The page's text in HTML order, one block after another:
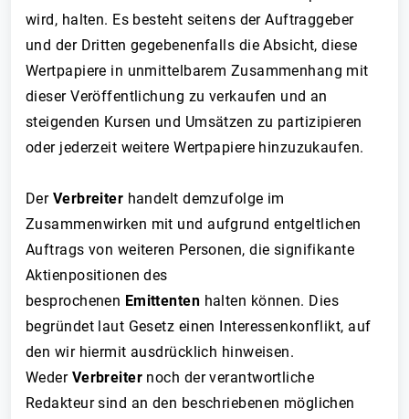
wird, halten. Es besteht seitens der Auftraggeber
und der Dritten gegebenenfalls die Absicht, diese
Wertpapiere in unmittelbarem Zusammenhang mit
dieser Veröffentlichung zu verkaufen und an
steigenden Kursen und Umsätzen zu partizipieren
oder jederzeit weitere Wertpapiere hinzuzukaufen.
Der Verbreiter handelt demzufolge im
Zusammenwirken mit und aufgrund entgeltlichen
Auftrags von weiteren Personen, die signifikante
Aktienpositionen des
besprochenen Emittenten halten können. Dies
begründet laut Gesetz einen Interessenkonflikt, auf
den wir hiermit ausdrücklich hinweisen.
Weder Verbreiter noch der verantwortliche
Redakteur sind an den beschriebenen möglichen